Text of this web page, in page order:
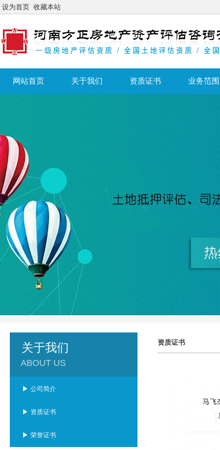
设为首页 收藏本站
网站首页 关于我们 资质证书 业务范围
资质证书
关于我们
ABOUT US
▶ 公司简介
▶ 资质证书
▶ 荣誉证书